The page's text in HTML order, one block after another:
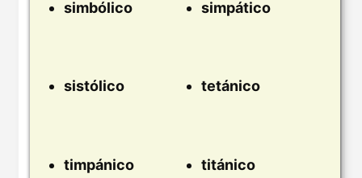
simbólico simpático
sistólico tetánico
timpánico titánico